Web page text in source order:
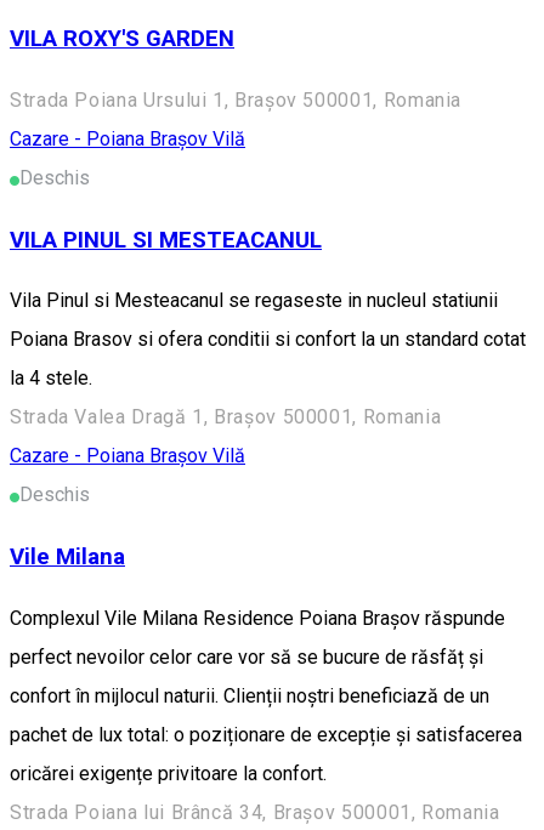
VILA ROXY'S GARDEN
Strada Poiana Ursului 1, Brașov 500001, Romania
Cazare - Poiana Brașov Vilă
Deschis
VILA PINUL SI MESTEACANUL
Vila Pinul si Mesteacanul se regaseste in nucleul statiunii
Poiana Brasov si ofera conditii si confort la un standard cotat
la 4 stele.
Strada Valea Dragă 1, Brașov 500001, Romania
Cazare - Poiana Brașov Vilă
Deschis
Vile Milana
Complexul Vile Milana Residence Poiana Brașov răspunde
perfect nevoilor celor care vor să se bucure de răsfăț și
confort în mijlocul naturii. Clienții noștri beneficiază de un
pachet de lux total: o poziționare de excepție și satisfacerea
oricărei exigențe privitoare la confort.
Strada Poiana lui Brâncă 34, Brașov 500001, Romania